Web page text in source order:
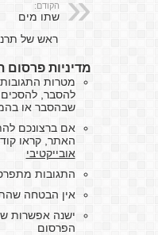
הקודם:
שתו מים
ראש של
מדיניות פרסום
מטרות
להסבר,
שבהסבר או
אם ברצונכם
האתר, קראו
אובייקטיבי
התגובות
אין הבטחה
ישנה אפשרות
הפרסום